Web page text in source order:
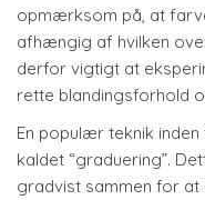
opmærksom på, at
afhængig af hvilken
derfor vigtigt at
rette blandingsforhold
En populær teknik
kaldet “graduering”.
gradvist sammen for